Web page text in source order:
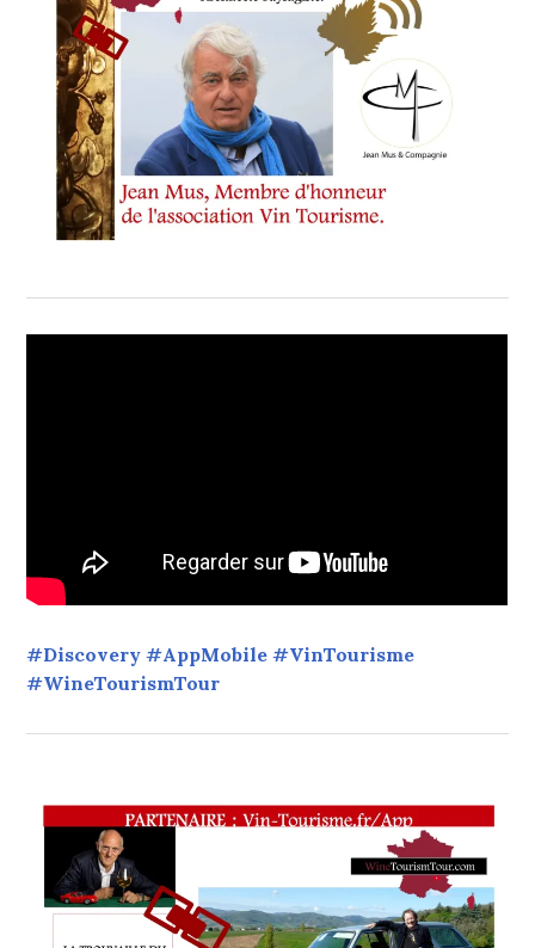
#Discovery #AppMobile #VinTourisme
#WineTourismTour